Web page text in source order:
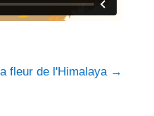
fleur de l'Himalaya→